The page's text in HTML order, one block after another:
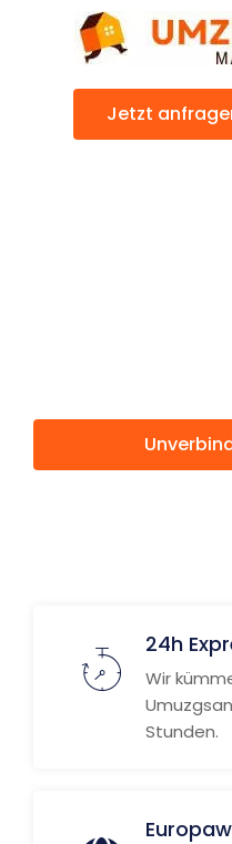
Jetzt
24h
Wir
Stunden.